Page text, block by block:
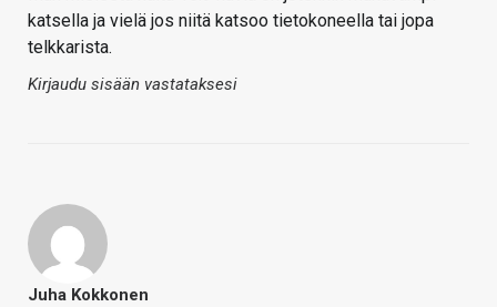
katsella ja vielä jos niitä katsoo tietokoneella tai jopa
telkkarista.
Kirjaudu sisään vastataksesi
Juha Kokkonen